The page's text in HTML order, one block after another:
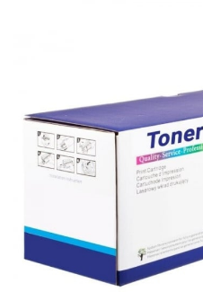
Drum unit
Capete imprimare
Cartuse inkjet si cerneala
Ribbon
Developer